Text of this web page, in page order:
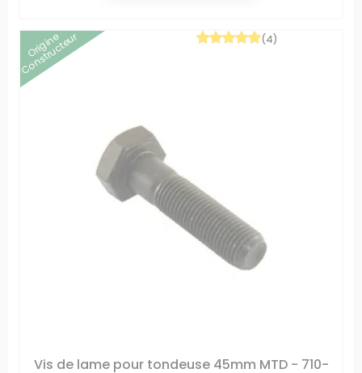
Origine
Constructeur
Vis de lame pour tondeuse 45mm MTD - 710-
(4)